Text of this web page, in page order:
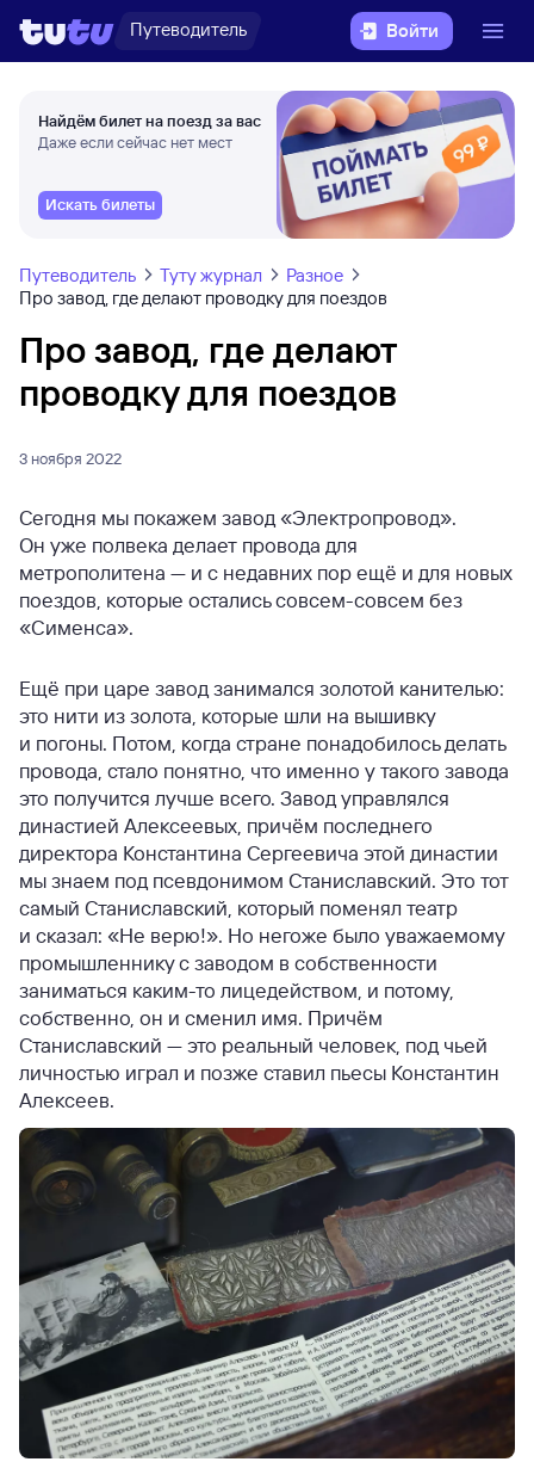
Путеводитель Войти
Найдём билет на поезд за вас
Даже если сейчас нет мест
Искать билеты
Путеводитель Туту журнал
Разное
Про завод, где делают проводку для поездов
Про завод, где делают
проводку для поездов
3 ноября 2022
Сегодня мы покажем завод «Электропровод».
Он уже полвека делает провода для
метрополитена — и с недавних пор ещё и для новых
поездов, которые остались совсем-совсем без
«Сименса».
Ещё при царе завод занимался золотой канителью:
это нити из золота, которые шли на вышивку
и погоны. Потом, когда стране понадобилось делать
провода, стало понятно, что именно у такого завода
это получится лучше всего. Завод управлялся
династией Алексеевых, причём последнего
директора Константина Сергеевича этой династии
мы знаем под псевдонимом Станиславский. Это тот
самый Станиславский, который поменял театр
и сказал: «Не верю!». Но негоже было уважаемому
промышленнику с заводом в собственности
заниматься каким-то лицедейством, и потому,
собственно, он и сменил имя. Причём
Станиславский — это реальный человек, под чьей
личностью играл и позже ставил пьесы Константин
Алексеев.